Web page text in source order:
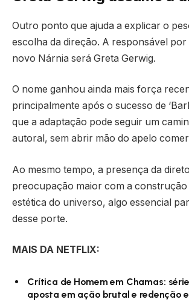
Outro ponto que ajuda a explicar o
escolha da direção. A responsável
novo Nárnia será Greta Gerwig.
O nome ganhou ainda mais força
principalmente após o sucesso de
que a adaptação pode seguir um
autoral, sem abrir mão do apelo
Ao mesmo tempo, a presença da
preocupação maior com a
estética do universo, algo essencial
desse porte.
MAIS DA NETFLIX:
Crítica de Homem em Chamas:
aposta em ação brutal e redenção